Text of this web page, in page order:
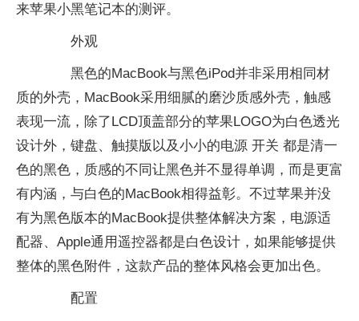
来苹果小黑笔记本的测评。
外观
黑色的MacBook与黑色iPod并非采用相同材
质的外壳，MacBook采用细腻的磨沙质感外壳，触感
表现一流，除了LCD顶盖部分的苹果LOGO为白色透光
设计外，键盘、触摸版以及小小的电源 开关 都是清一
色的黑色，质感的不同让黑色并不显得单调，而是更富
有内涵，与白色的MacBook相得益彰。不过苹果并没
有为黑色版本的MacBook提供整体解决方案，电源适
配器、Apple通用遥控器都是白色设计，如果能够提供
整体的黑色附件，这款产品的整体风格会更加出色。
配置